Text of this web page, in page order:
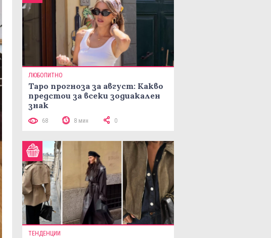
ЛЮБОПИТНО
Таро прогноза за август: Какво
предстои за всеки зодиакален
знак
68 8 мин 0
ТЕНДЕНЦИИ